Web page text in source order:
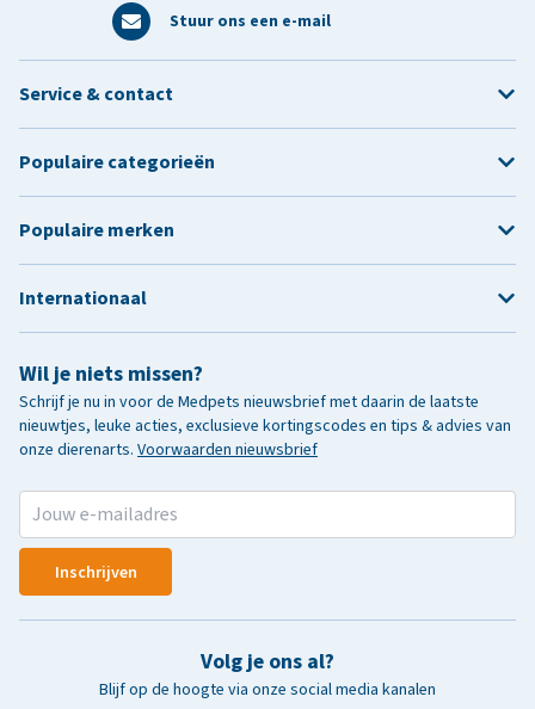
Stuur ons een e-mail
Wil je niets missen?
Schrijf je nu in voor de Medpets nieuwsbrief met daarin de laatste
nieuwtjes, leuke acties, exclusieve kortingscodes en tips & advies van
onze dierenarts. Voorwaarden nieuwsbrief
Inschrijven
Volg je ons al?
Blijf op de hoogte via onze social media kanalen
Service & contact
Populaire categorieën
Populaire merken
Internationaal